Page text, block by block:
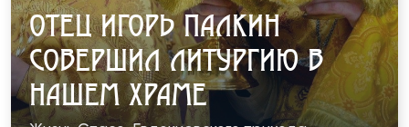
ОТЕЦ ИГОРЬ ПАЛКИН
СОВЕРШИЛ ЛИТУРГИЮ В
НАШЕМ ХРАМЕ